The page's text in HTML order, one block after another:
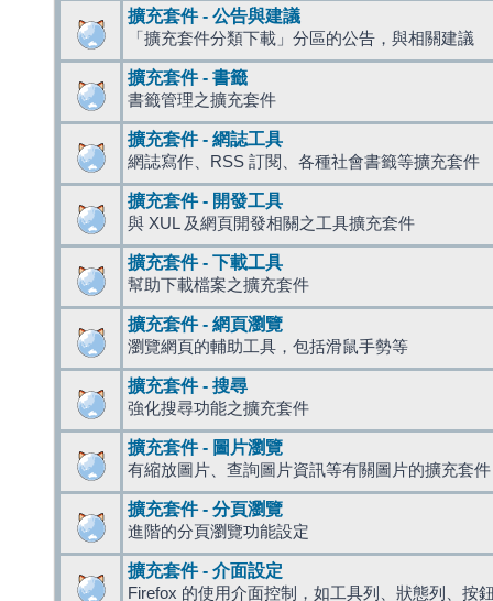
擴充套件 - 公告與建議
「擴充套件分類下載」分區的公告，與相關建議
擴充套件 - 書籤
書籤管理之擴充套件
擴充套件 - 網誌工具
網誌寫作、RSS 訂閱、各種社會書籤等擴充套件
擴充套件 - 開發工具
與 XUL 及網頁開發相關之工具擴充套件
擴充套件 - 下載工具
幫助下載檔案之擴充套件
擴充套件 - 網頁瀏覽
瀏覽網頁的輔助工具，包括滑鼠手勢等
擴充套件 - 搜尋
強化搜尋功能之擴充套件
擴充套件 - 圖片瀏覽
有縮放圖片、查詢圖片資訊等有關圖片的擴充套件
擴充套件 - 分頁瀏覽
進階的分頁瀏覽功能設定
擴充套件 - 介面設定
Firefox 的使用介面控制，如工具列、狀態列、按